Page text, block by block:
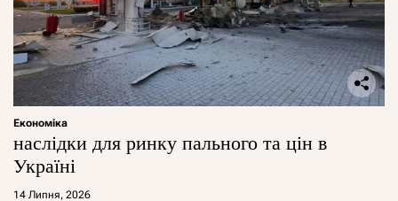
Економіка
наслідки для ринку пального та цін в
Україні
14 Липня, 2026